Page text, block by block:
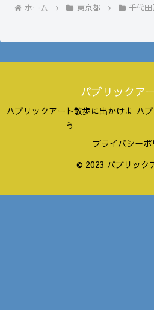
ホーム 東京都 千代田
パブリックア
パブリックアート散歩に出かけよ
う
パ
プライバシーポ
© 2023 パブリック